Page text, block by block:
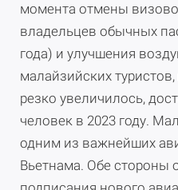
момента отмены
владельцев обычных
года) и улучшения
малайзийских
резко увеличилось,
человек в 2023 году.
одним из важнейших
Вьетнама. Обе